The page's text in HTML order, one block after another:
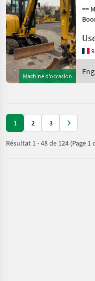
Machine d’occasion
==
Manual Radio
CAT
1 2 3
Résultat 1-48de 124 (Page 1